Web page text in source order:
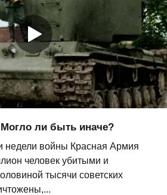
Могло ли быть иначе?
недели войны Красная Армия
человек убитыми и
тысячи советских